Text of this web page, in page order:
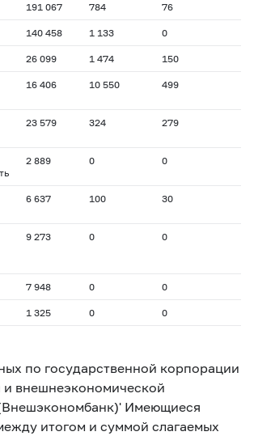
191 067 784 76
140 458 1 133 0
26 099 1 474 150
16 406 10 550 499
23 579 324 279
2 889 0 0
6 637 100 30
9 273 0 0
7 948 0 0
1 325 0 0
по государственной корпорации
и внешнеэкономической
Имеющиеся
итогом и суммой слагаемых